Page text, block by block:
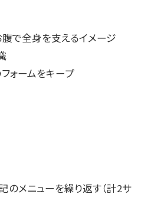
腹で全身を支えるイメージ
フォームをキープ
のメニューを繰り返す（計2サ